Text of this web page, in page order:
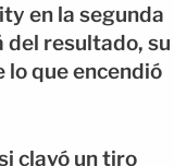
en la segunda
del resultado, su
lo que encendió
clavó un tiro